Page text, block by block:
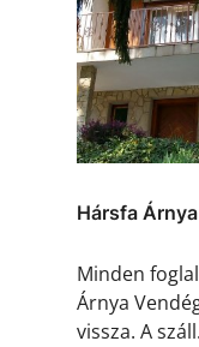
Hársfa
Minden
Árnya
vissza. A